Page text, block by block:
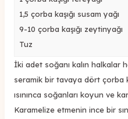
1,5 çorba kaşığı susam yağı
9-10 çorba kaşığı zeytinyağı
Tuz
İki adet soğanı kalın halkalar
seramik bir tavaya dört çorba
ısınınca soğanları koyun ve
Karamelize etmenin ince bir